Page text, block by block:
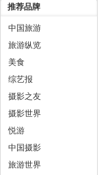
推荐品牌
中国旅游
旅游纵览
美食
综艺报
摄影之友
摄影世界
悦游
CondeNastTraveler
中国摄影
旅游世界